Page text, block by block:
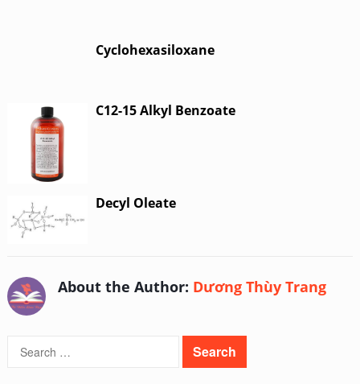
Cyclohexasiloxane
C12-15 Alkyl Benzoate
Decyl Oleate
About the Author: Dương Thùy Trang
Search